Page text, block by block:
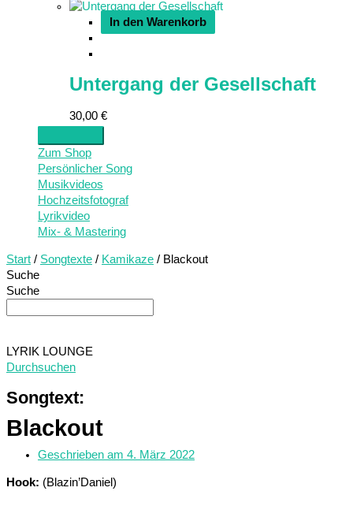
In den Warenkorb
Untergang der Gesellschaft
30,00 €
Zum Shop
Persönlicher Song
Musikvideos
Hochzeitsfotograf
Lyrikvideo
Mix- & Mastering
Start / Songtexte / Kamikaze / Blackout
Suche
Suche
LYRIK LOUNGE
Durchsuchen
Songtext:
Blackout
Geschrieben am 4. März 2022
Hook: (Blazin’Daniel)